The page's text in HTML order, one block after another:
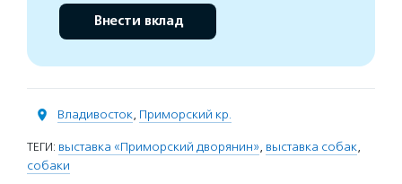
Внести вклад
Владивосток, Приморский кр.
ТЕГИ: выставка «Приморский дворянин», выставка собак,
собаки